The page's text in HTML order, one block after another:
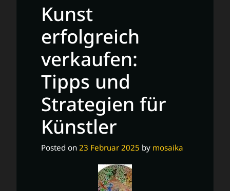
Kunst
erfolgreich
verkaufen:
Tipps und
Strategien für
Künstler
Posted on 23 Februar 2025 by mosaika